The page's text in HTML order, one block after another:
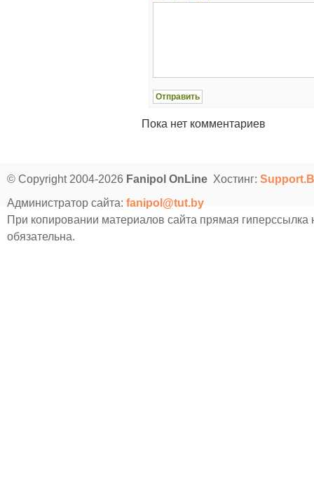
Пока нет комментариев
© Copyright 2004-2026 Fanipol OnLine Хостинг:
Администратор сайта: fanipol@tut.by
При копировании материалов сайта прямая гиперссылка
обязательна.